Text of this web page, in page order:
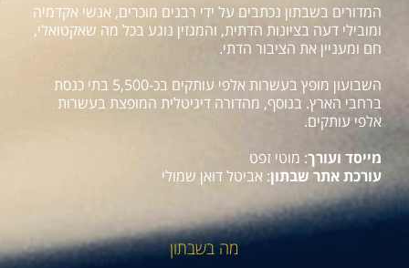
המדורים בשבתון נכתבים על ידי רבנים מוכרים, אנשי אקדמיה
ומובילי דעה בציונות הדתית, והמגזין נוגע בכל מה שאקטואלי,
חם ומעניין את הציבור הדתי.
השבועון מופץ בעשרות אלפי עותקים בכ-5,500 בתי כנסת
ברחבי הארץ. בנוסף, מהדורה דיגיטלית המופצת בעשרות
אלפי עותקים.
מייסד ועורך: מוטי זפט
עורכת אתר שבתון: אביטל דואן שמולי
מה בשבתון